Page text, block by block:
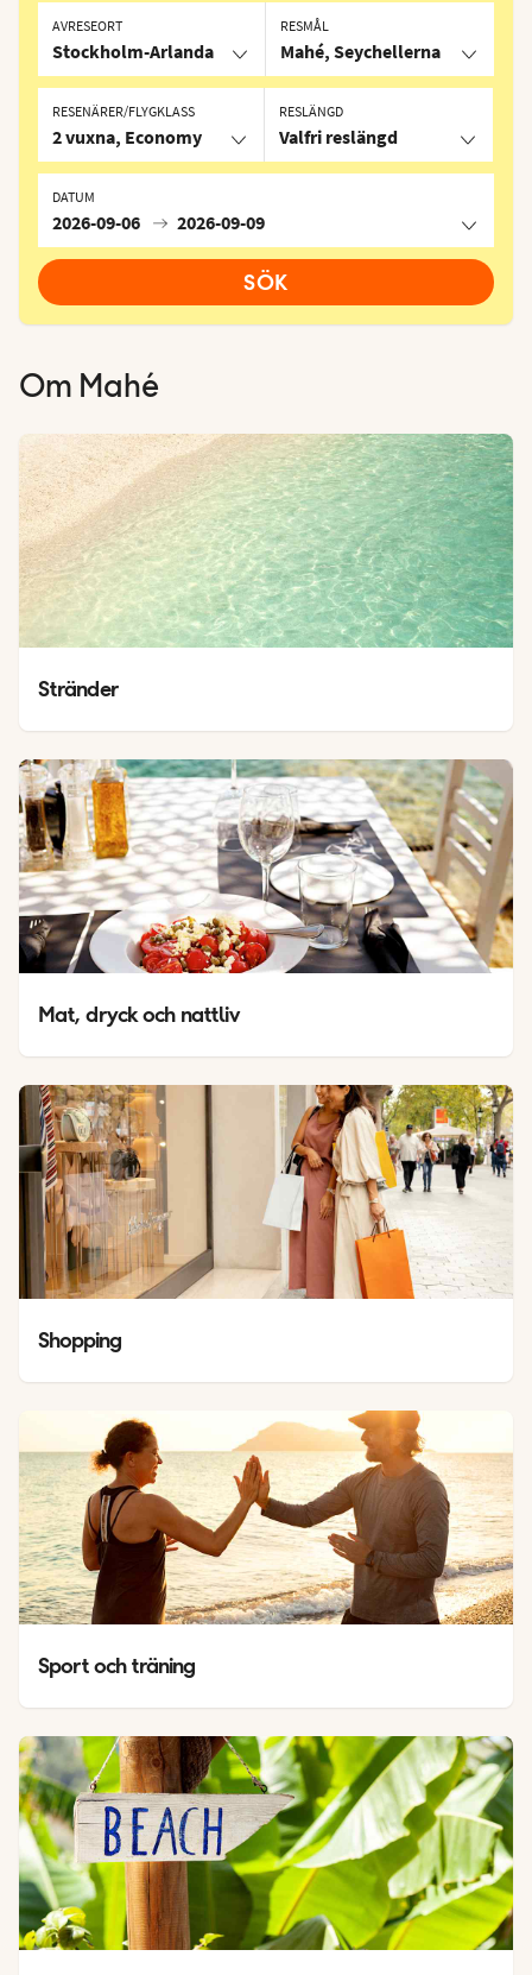
AVRESEORT
Stockholm-Arlanda
RESMÅL
Mahé, Seychellerna
RESLÄNGD
Valfri reslängd
DATUM
2026-09-06 2026-09-09
RESENÄRER/FLYGKLASS
2 vuxna, Economy
SÖK
Om Mahé
Stränder
Mat, dryck och nattliv
Shopping
Sport och träning